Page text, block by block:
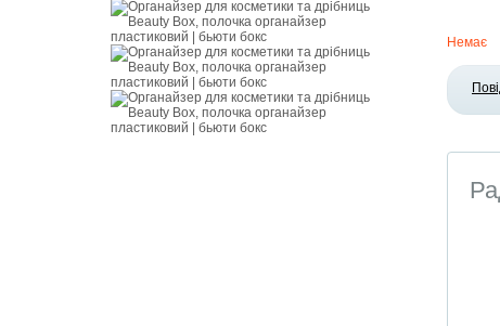
Немає